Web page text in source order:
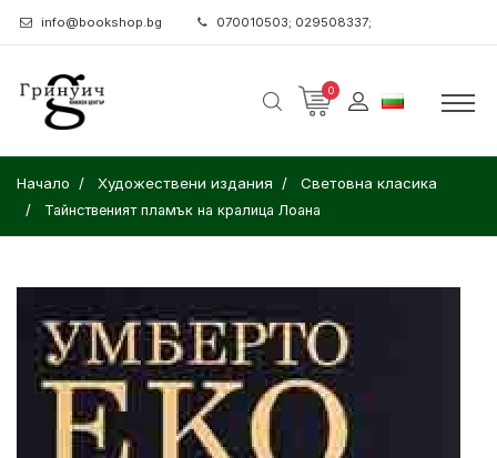
info@bookshop.bg 070010503; 029508337;
0
Начало Художествени издания Световна класика
Тайнственият пламък на кралица Лоана